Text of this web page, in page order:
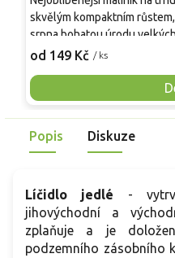
od 149 Kč / ks
skvělým kompaktním
srpna bohatou úrodu
Pevné vzpřímené výhony
Mrazuvzdornost do −25 °C
skvělou volbu pro každého
Popis Diskuze
Líčidlo jedlé -
jihovýchodní a
zplaňuje a je
podzemního zásobního